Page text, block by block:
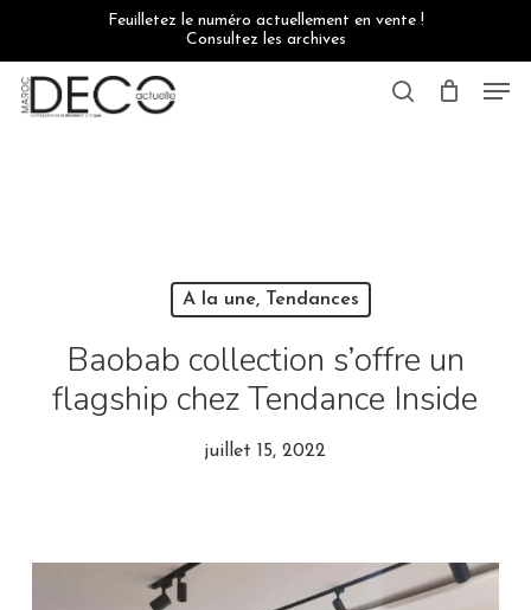
Feuilletez le numéro actuellement en vente !
Consultez les archives
search
A la une, Tendances
Baobab collection s’offre un
flagship chez Tendance Inside
juillet 15, 2022